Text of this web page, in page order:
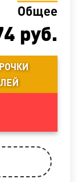
Общее
руб.